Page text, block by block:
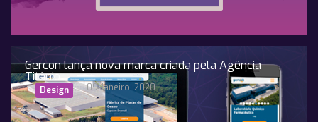
Gercon lança nova marca criada pela Agência
Titânio
Design 09 Janeiro, 2020